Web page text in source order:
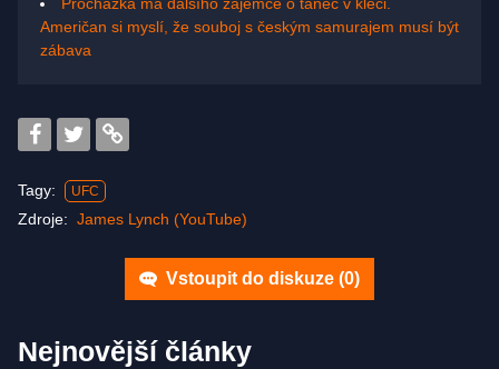
Američan si myslí, že souboj s českým samurajem musí být
zábava
Tagy: UFC
Zdroje: James Lynch (YouTube)
Vstoupit do diskuze (0)
Nejnovější články